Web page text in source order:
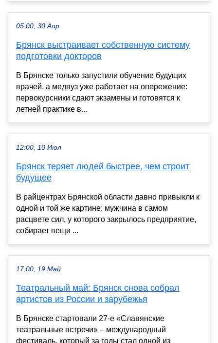
05:00, 30 Апр
Брянск выстраивает собственную систему
подготовки докторов
В Брянске только запустили обучение будущих
врачей, а медвуз уже работает на опережение:
первокурсники сдают экзамены и готовятся к
летней практике в...
12:00, 10 Июл
Брянск теряет людей быстрее, чем строит
будущее
В райцентрах Брянской области давно привыкли к
одной и той же картине: мужчина в самом
расцвете сил, у которого закрылось предприятие,
собирает вещи ...
17:00, 19 Май
Театральный май: Брянск снова собрал
артистов из России и зарубежья
В Брянске стартовали 27-е «Славянские
театральные встречи» – международный
фестиваль, который за годы стал одной из